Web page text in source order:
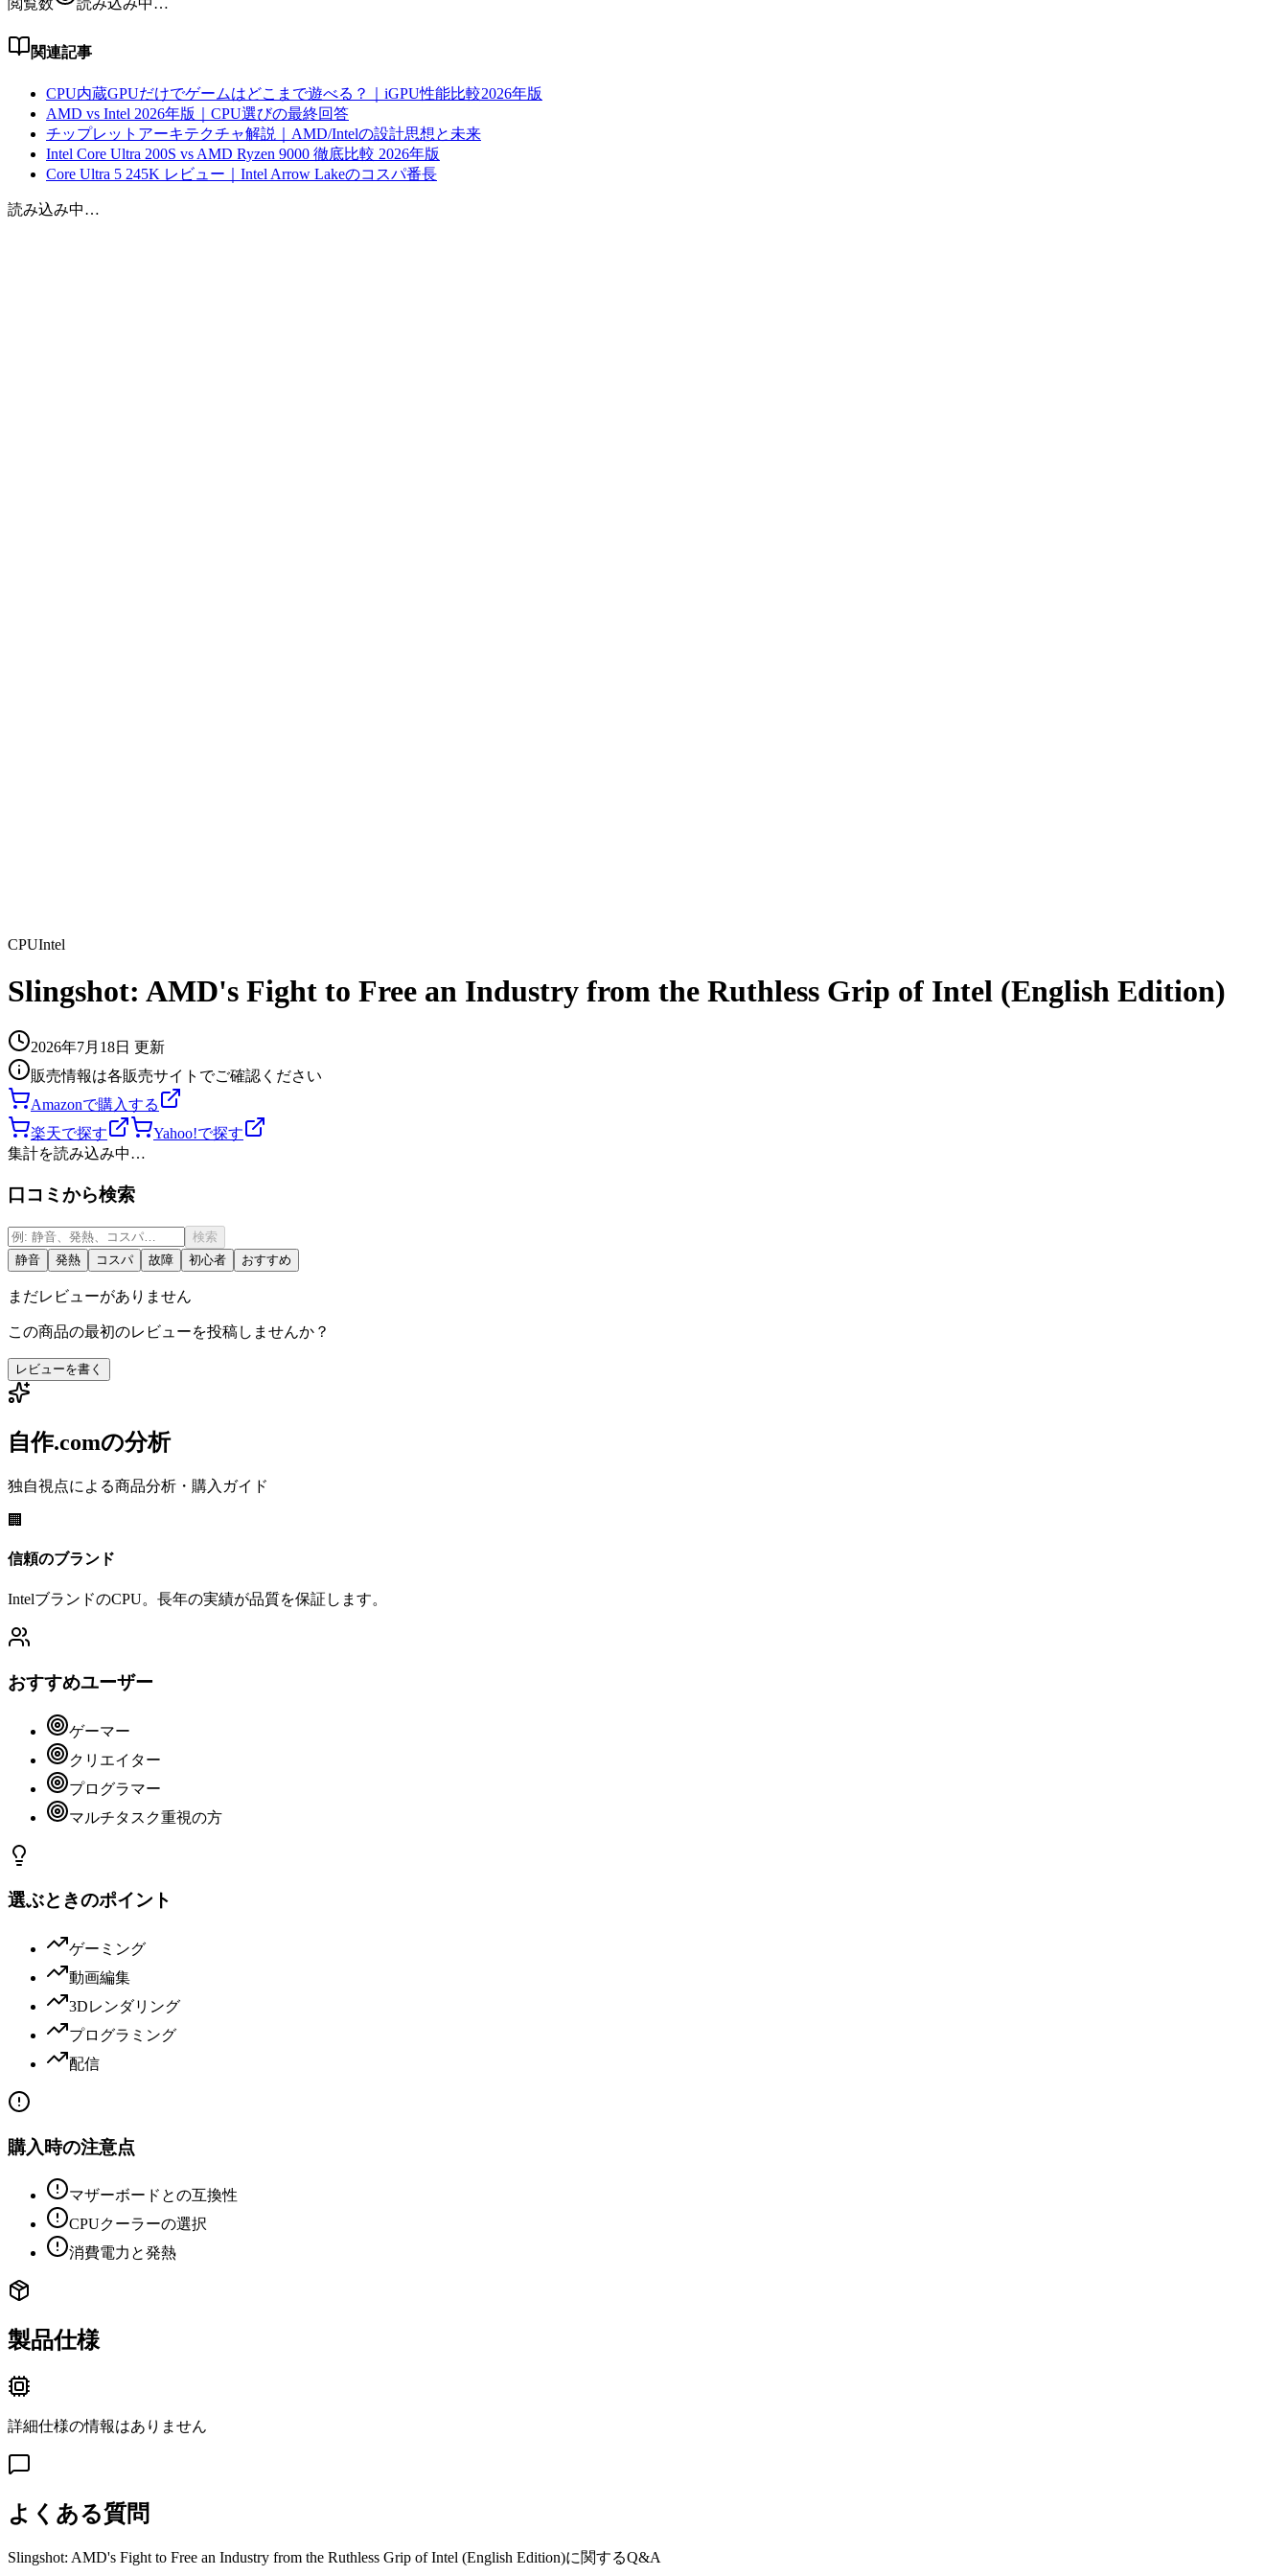
閲覧数
読み込み中…
関連記事
CPU内蔵GPUだけでゲームはどこまで遊べる？｜iGPU性能比較2026年版
AMD vs Intel 2026年版｜CPU選びの最終回答
チップレットアーキテクチャ解説｜AMD/Intelの設計思想と未来
Intel Core Ultra 200S vs AMD Ryzen 9000 徹底比較 2026年版
Core Ultra 5 245K レビュー｜Intel Arrow Lakeのコスパ番長
読み込み中…
CPUIntel
Slingshot: AMD's Fight to Free an Industry from the Ruthless Grip of Intel (English Edition)
2026年7月18日 更新
販売情報は各販売サイトでご確認ください
Amazonで購入する
楽天で探す
Yahoo!で探す
集計を読み込み中…
口コミから検索
検索
静音
発熱 コスパ 故障 初心者 おすすめ
まだレビューがありません
この商品の最初のレビューを投稿しませんか？
レビューを書く
自作.comの分析
独自視点による商品分析・購入ガイド
🏢
信頼のブランド
IntelブランドのCPU。長年の実績が品質を保証します。
おすすめユーザー
ゲーマー
クリエイター
プログラマー
マルチタスク重視の方
選ぶときのポイント
ゲーミング
動画編集
3Dレンダリング
プログラミング
配信
購入時の注意点
マザーボードとの互換性
CPUクーラーの選択
消費電力と発熱
製品仕様
詳細仕様の情報はありません
よくある質問
Slingshot: AMD's Fight to Free an Industry from the Ruthless Grip of Intel (English Edition)に関するQ&A